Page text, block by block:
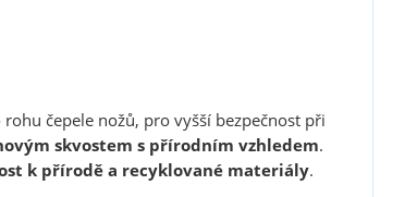
čepele nožů, pro vyšší bezpečnost při
skvostem s přírodním vzhledem.
k přírodě a recyklované materiály.